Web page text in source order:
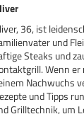
36, ist
und
Steaks und
Wenn
Nachwuchs
und Tipps
Grilltechnik, um